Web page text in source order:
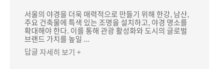
서울의 야경을 더욱 매력적으로 만들기 위해 한강, 남산,
주요 건축물에 특색 있는 조명을 설치하고, 야경 명소를
확대해야 한다. 이를 통해 관광 활성화와 도시의 글로벌
브랜드 가치를 높일 ...
답글 자세히 보기 +